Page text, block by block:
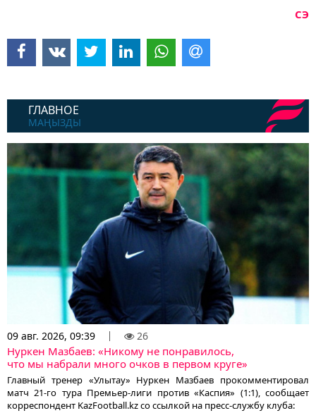
ГЛАВНОЕ
МАҢЫЗДЫ
09 авг. 2026, 09:39 26
Нуркен Мазбаев: «Никому не понравилось,
что мы набрали много очков в первом круге»
Главный тренер «Улытау» Нуркен Мазбаев прокомментировал
матч 21-го тура Премьер-лиги против «Каспия» (1:1), сообщает
корреспондент KazFootball.kz со ссылкой на пресс-службу клуба:
СЭ